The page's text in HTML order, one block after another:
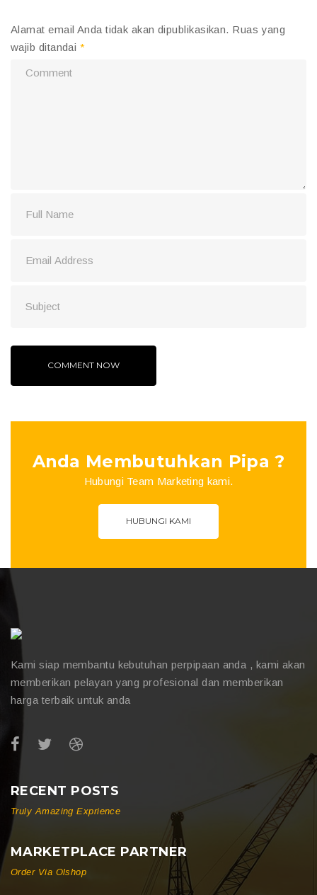
Alamat email Anda tidak akan dipublikasikan. Ruas yang
wajib ditandai *
Anda Membutuhkan Pipa ?
Hubungi Team Marketing kami.
HUBUNGI KAMI
Kami siap membantu kebutuhan perpipaan anda , kami akan
memberikan pelayan yang profesional dan memberikan
harga terbaik untuk anda
RECENT POSTS
Truly Amazing Exprience
MARKETPLACE PARTNER
Order Via Olshop